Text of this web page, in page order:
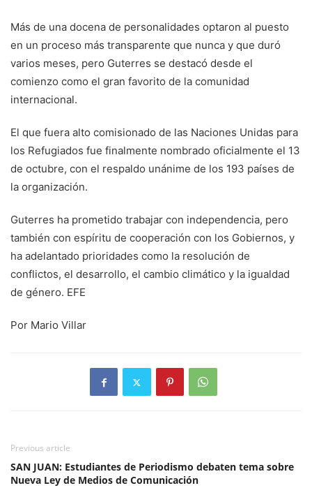
Más de una docena de personalidades optaron al puesto
en un proceso más transparente que nunca y que duró
varios meses, pero Guterres se destacó desde el
comienzo como el gran favorito de la comunidad
internacional.
El que fuera alto comisionado de las Naciones Unidas para
los Refugiados fue finalmente nombrado oficialmente el 13
de octubre, con el respaldo unánime de los 193 países de
la organización.
Guterres ha prometido trabajar con independencia, pero
también con espíritu de cooperación con los Gobiernos, y
ha adelantado prioridades como la resolución de
conflictos, el desarrollo, el cambio climático y la igualdad
de género. EFE
Por Mario Villar
Previous article
SAN JUAN: Estudiantes de Periodismo debaten tema sobre
Nueva Ley de Medios de Comunicación